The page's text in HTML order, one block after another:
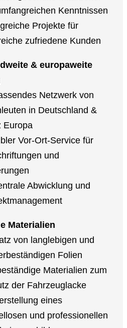
Kenntnissen
Projekte für
zufriedene Kunden
& europaweite
Netzwerk von
in Deutschland &
Europa
Vor-Ort-Service für
und
Abwicklung und
Materialien
von langlebigen und
Folien
Materialien zum
der Fahrzeuglacke
eines
und professionellen